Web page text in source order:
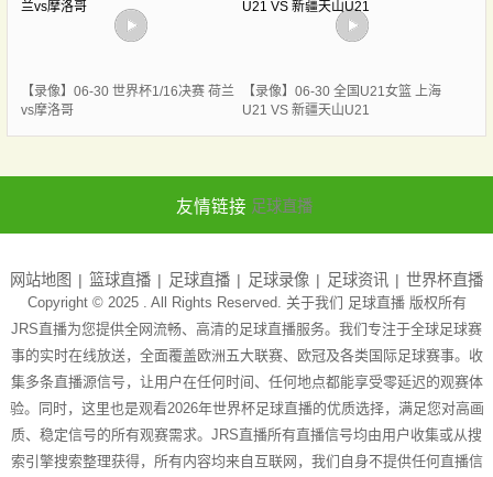
【录像】06-30 世界杯1/16决赛 荷兰
vs摩洛哥
【录像】06-30 全国U21女篮 上海
U21 VS 新疆天山U21
友情链接 足球直播
网站地图 篮球直播 足球直播 足球录像 足球资讯 世界杯直播
Copyright © 2025 . All Rights Reserved. 关于我们 足球直播版权所有
JRS直播为您提供全网流畅、高清的足球直播服务。我们专注于全球足球赛
事的实时在线放送，全面覆盖欧洲五大联赛、欧冠及各类国际足球赛事。收
集多条直播源信号，让用户在任何时间、任何地点都能享受零延迟的观赛体
验。同时，这里也是观看2026年世界杯足球直播的优质选择，满足您对高画
质、稳定信号的所有观赛需求。JRS直播所有直播信号均由用户收集或从搜
索引擎搜索整理获得，所有内容均来自互联网，我们自身不提供任何直播信